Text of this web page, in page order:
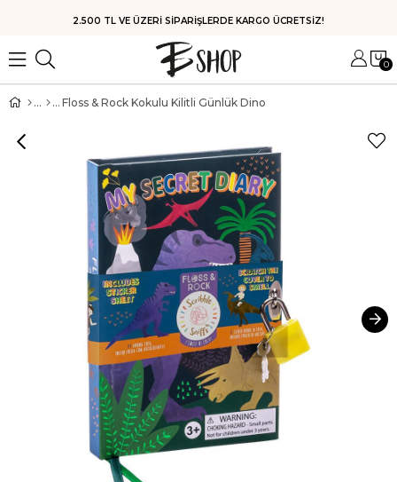
HIZLI KARGO
0
Floss & Rock Kokulu Kilitli Günlük Dino